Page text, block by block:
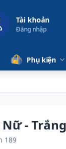
Tài khoản
Đăng nhập
Phụ kiện
- Trắng
189